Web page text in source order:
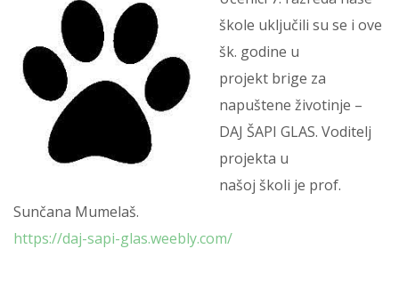
škole uključili su se i ove
šk. godine u
projekt brige za
napuštene životinje –
DAJ ŠAPI GLAS. Voditelj
projekta u
našoj školi je prof.
Sunčana Mumelaš.
https://daj-sapi-glas.weebly.com/